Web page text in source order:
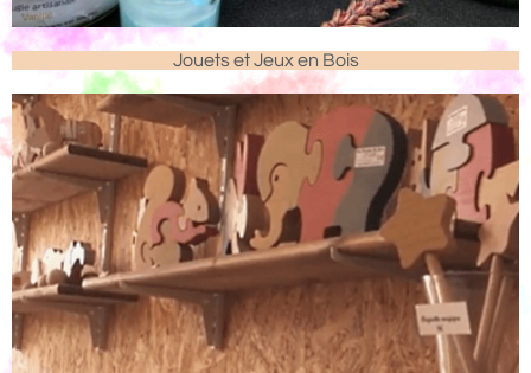
Jouets et Jeux en Bois